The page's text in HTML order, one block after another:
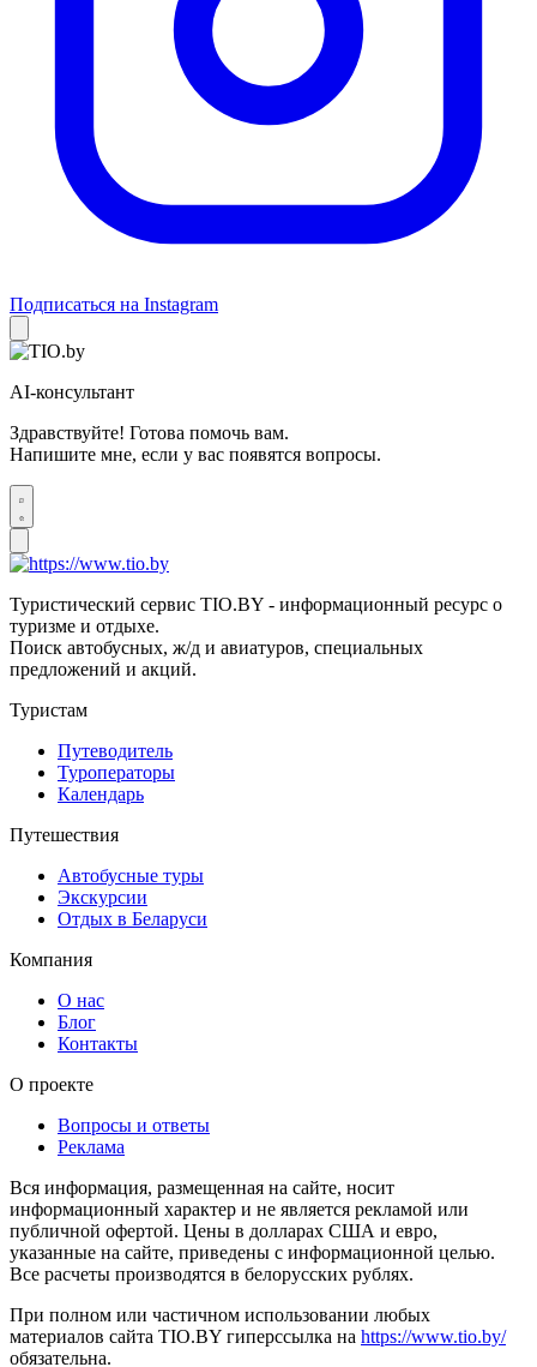
Подписаться на Instagram
AI-консультант
Здравствуйте! Готова помочь вам.
Напишите мне, если у вас появятся вопросы.
Туристический сервис TIO.BY - информационный ресурс о
туризме и отдыхе.
Поиск автобусных, ж/д и авиатуров, специальных
предложений и акций.
Туристам
Путеводитель
Туроператоры
Календарь
Путешествия
Автобусные туры
Экскурсии
Отдых в Беларуси
Компания
О нас
Блог
Контакты
О проекте
Вопросы и ответы
Реклама
Вся информация, размещенная на сайте, носит
информационный характер и не является рекламой или
публичной офертой. Цены в долларах США и евро,
указанные на сайте, приведены с информационной целью.
Все расчеты производятся в белорусских рублях.
При полном или частичном использовании любых
материалов сайта TIO.BY гиперссылка на https://www.tio.by/
обязательна.